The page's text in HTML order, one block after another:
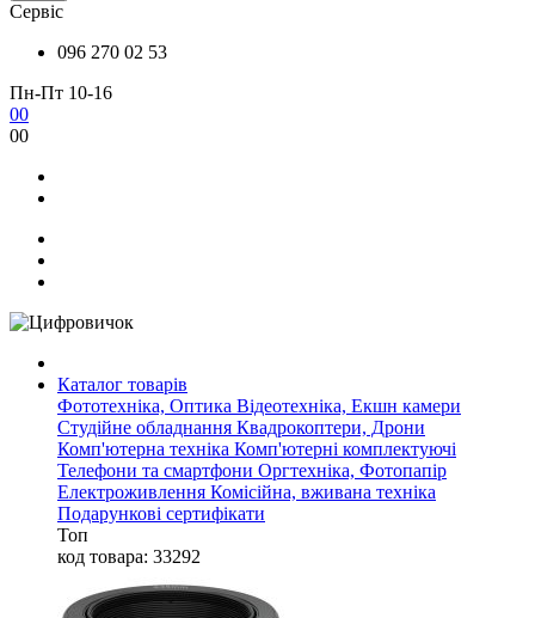
Сервіс
096 270 02 53
Пн-Пт 10-16
00
00
Каталог товарів
Фототехніка, Оптика Відеотехніка, Екшн камери
Студійне обладнання Квадрокоптери, Дрони
Комп'ютерна техніка Комп'ютерні комплектуючі
Телефони та смартфони Оргтехніка, Фотопапір
Електроживлення Комісійна, вживана техніка
Подарункові сертифікати
Топ
код товара: 33292